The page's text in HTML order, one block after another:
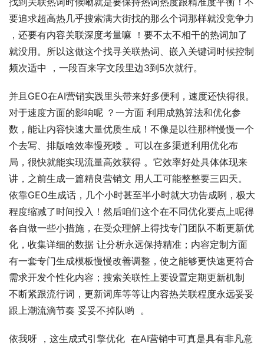
要追求超高热几乎搜索满大街找的那么个词那样就没竞争力
，还要有内容关联深度考量嘛 ！要不太不相干的热词加了
就没用。所以这做这个找寻关联热词、嵌入关键词时候控制
频次适中 ，一段百来字文段里边3到5次就行。
并且GEO在AI营销实践里头带来好多便利，速度还快得很。
对于速度方面的影响呢 ？一方面 利用成熟算法和优化参
数，能让内容快速大量优质生成！不像是以往那样慢慢一个
个去写、排版啥效率慢死喽 。可以在多渠道利用优化布
局，很快就能实现流量高效获得 。它效率好处具体体现来
讲，之前生成一篇精良营销文 用人工可能整整要三四天。
依靠GEO生成话，几个小时甚至半小时就大功告成咧，极大
程度缩减了时间投入！然后咱们这个在不同优化要点上呢得
各自做一些小措施，在受众理解上得找专门团队不断更新优
化，收集详细的数据 让分析永远保持精准；内容定制方面
有一套专门生成模板慢慢改善调整，使之能够更快速更符合
需求开发个性化内容；搜索关联性上要设置定期更新机制
不断紧跟流行词，更新词库等等让内容热关联程度永远妥妥
跟上潮流滴节奏 妥妥不掉队哟  。
依我呀 ，这生成式引擎优化  在AI营销中可真是具有非凡意